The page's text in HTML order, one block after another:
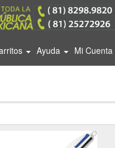
Ayuda Mi Cuenta